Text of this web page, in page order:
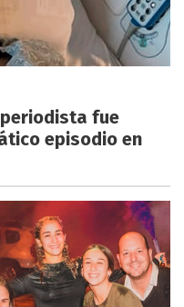
fue
episodio en